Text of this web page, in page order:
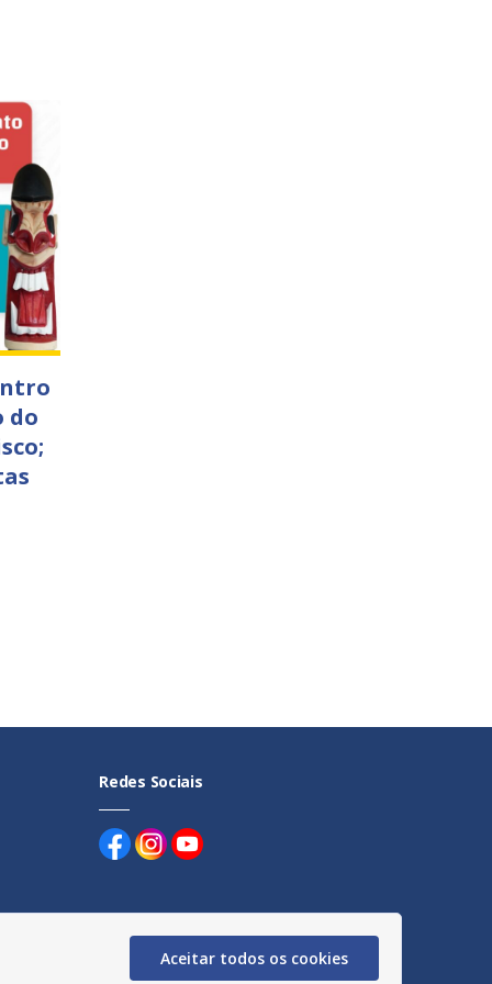
do
Redes Sociais
Aceitar todos os cookies